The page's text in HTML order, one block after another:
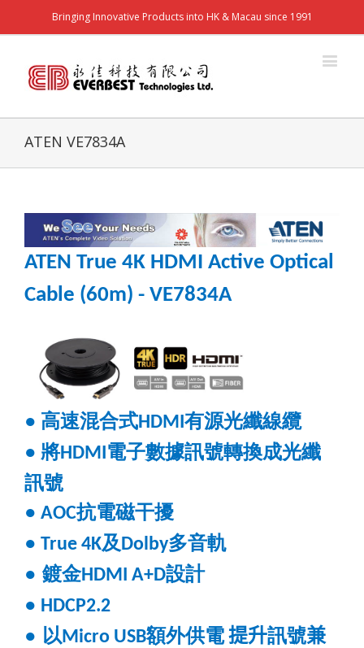
Bringing Innovative Products into HK & Macau since 1991
ATEN VE7834A
ATEN True 4K HDMI Active Optical
Cable (60m) - VE7834A
● 高速混合式HDMI有源光纖線纜
● 將HDMI電子數據訊號轉換成光纖
訊號
● AOC抗電磁干擾
● True 4K及Dolby多音軌
● 鍍金HDMI A+D設計
● HDCP2.2
● 以Micro USB額外供電提升訊號兼